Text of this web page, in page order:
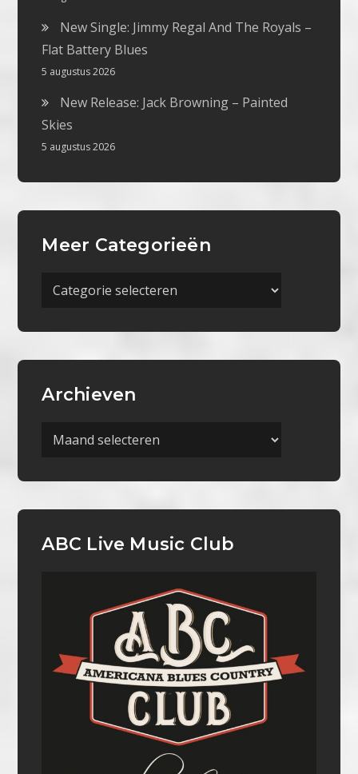
New Single: Jimmy Regal And The Royals –
Flat Battery Blues
5 augustus 2026
New Release: Jack Browning – Painted
Skies
5 augustus 2026
Meer Categorieën
Meer
Archieven
Archieven
ABC Live Music Club